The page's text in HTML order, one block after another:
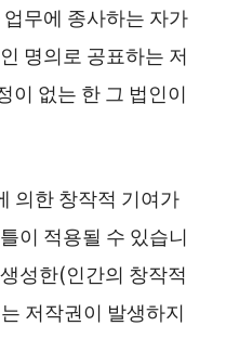
무에 종사하는 자가
명의로 공표하는 저
이 없는 한 그 법인이
의한 창작적 기여가
이 적용될 수 있습니
성한(인간의 창작적
저작권이 발생하지